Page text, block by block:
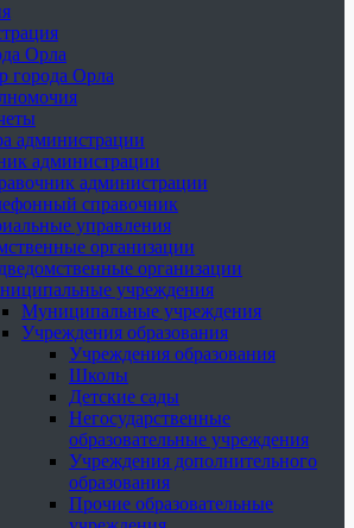
Орла
города Орла
администрации
администрации
администрации
справочник
управления
организации
организации
учреждения
Муниципальные учреждения
Учреждения образования
Учреждения образования
Школы
Детские сады
Негосударственные
образовательные учреждения
Учреждения дополнительного
образования
Прочие образовательные